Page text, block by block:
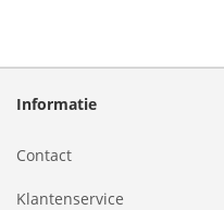
Informatie
Contact
Klantenservice